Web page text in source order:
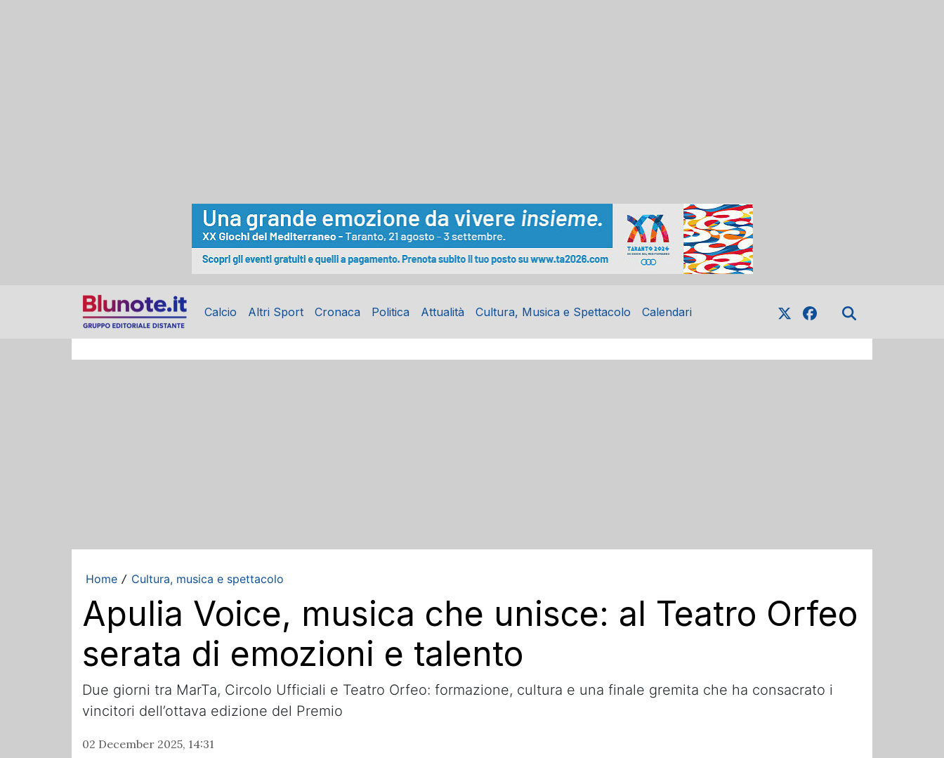
Calcio Altri Sport Cronaca Politica Attualità Cultura, Musica e Spettacolo Calendari
Home / Cultura, musica e spettacolo
Apulia Voice, musica che unisce: al Teatro Orfeo
serata di emozioni e talento
Due giorni tra MarTa, Circolo Ufficiali e Teatro Orfeo: formazione, cultura e una finale gremita che ha consacrato i
vincitori dell’ottava edizione del Premio
02 December 2025, 14:31